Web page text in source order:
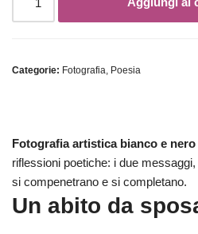
Categorie: Fotografia, Poesia
Fotografia artistica bianco e
riflessioni poetiche: i due
si compenetrano e si completano.
Un abito da